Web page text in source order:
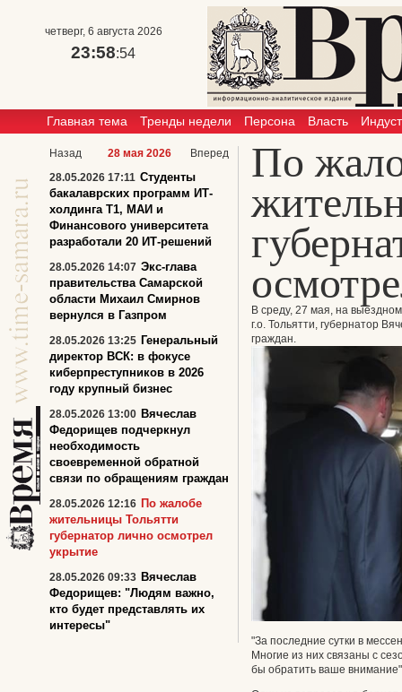
четверг, 6 августа 2026
23:58:54
Главная тема Тренды недели Персона Власть
По
В среду, 27 мая, на
г.о. Тольятти, губернатор
граждан.
"За последние сутки в
Многие из них связаны с
бы обратить ваше
Назад 28 мая 2026
Вперед
28.05.2026 17:11 Студенты
бакалаврских программ ИТ-
холдинга Т1, МАИ и
Финансового университета
разработали 20 ИТ-решений
28.05.2026 14:07 Экс-глава
правительства Самарской
области Михаил Смирнов
вернулся в Газпром
28.05.2026 13:25 Генеральный
директор ВСК: в фокусе
киберпреступников в 2026
году крупный бизнес
28.05.2026 13:00 Вячеслав
Федорищев подчеркнул
необходимость
своевременной обратной
связи по обращениям граждан
28.05.2026 12:16 По жалобе
жительницы Тольятти
губернатор лично осмотрел
укрытие
28.05.2026 09:33 Вячеслав
Федорищев: "Людям важно,
кто будет представлять их
интересы"